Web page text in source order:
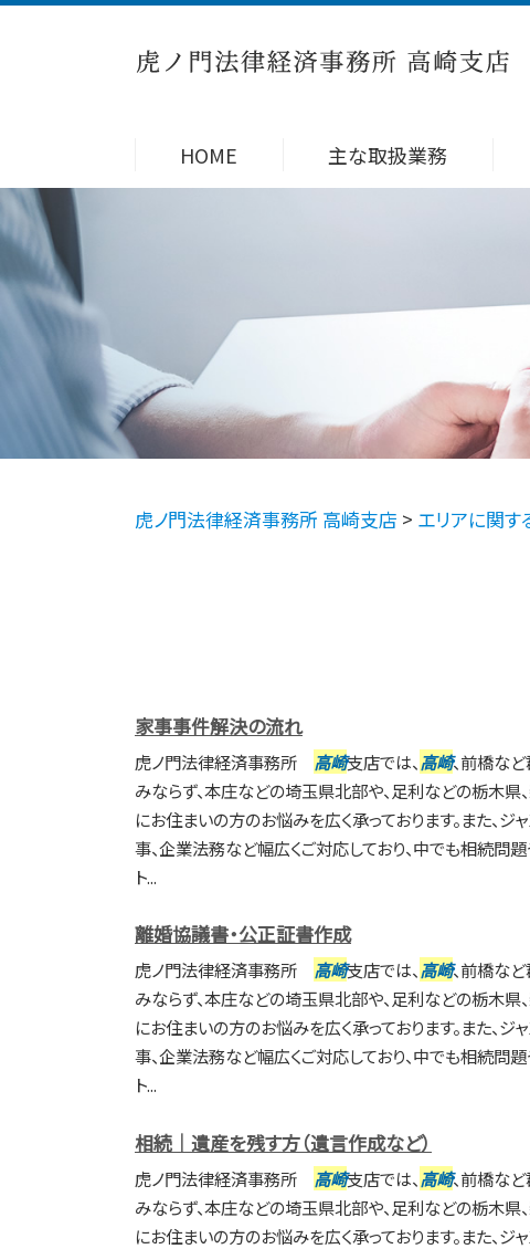
HOME 主な取扱業務
虎ノ門法律経済事務所 高崎支店 > エリアに関す
家事事件解決の流れ
虎ノ門法律経済事務所 高崎支店では、 高崎、前橋な
みならず、本庄などの埼玉県北部や、足利などの栃木県
にお住まいの方のお悩みを広く承っております。また、ジャ
事、企業法務など幅広くご対応しており、中でも相続問
ト...
離婚協議書・公正証書作成
虎ノ門法律経済事務所 高崎支店では、 高崎、前橋な
みならず、本庄などの埼玉県北部や、足利などの栃木県
にお住まいの方のお悩みを広く承っております。また、ジャ
事、企業法務など幅広くご対応しており、中でも相続問
ト...
相続｜遺産を残す方（遺言作成など）
虎ノ門法律経済事務所 高崎支店では、 高崎、前橋な
みならず、本庄などの埼玉県北部や、足利などの栃木県
にお住まいの方のお悩みを広く承っております。また、ジャ